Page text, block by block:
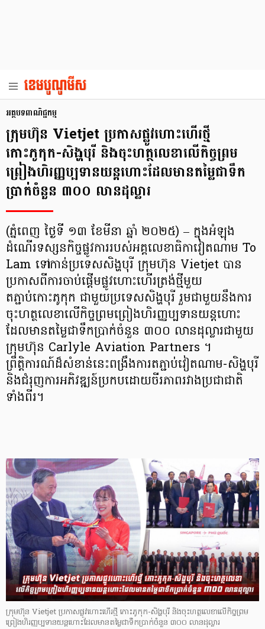
អត្ថបទពាណិជ្ជកម្ម
ក្រុមហ៊ុន Vietjet ប្រកាសផ្លូវហោះហើរថ្មី
កោះភូកុក-សិង្ហបុរី និងចុះហត្ថលេខាលើកិច្ចព្រម
ព្រៀងហិរញ្ញប្បទានយន្តហោះដែលមានតម្លៃជាទឹក
ប្រាក់ចំនួន ៣០០ លានដុល្លារ
(ភ្នំពេញ ថ្ងៃទី ១៣ ខែមីនា ឆ្នាំ ២០២៥) – ក្នុងអំឡុង
ដំណើរទស្សនកិច្ចផ្លូវការរបស់អគ្គលេខាធិកាវៀតណាម To
Lam ទៅកាន់ប្រទេសសិង្ហបុរី ក្រុមហ៊ុន Vietjet បាន
ប្រកាសពីការចាប់ផ្តើមផ្លូវហោះហើរត្រង់ថ្មីមួយ
តភ្ជាប់កោះភូកុក ជាមួយប្រទេសសិង្ហបុរី រួមជាមួយនឹងការ
ចុះហត្ថលេខាលើកិច្ចព្រមព្រៀងហិរញ្ញប្បទានយន្តហោះ
ដែលមានតម្លៃជាទឹកប្រាក់ចំនួន ៣០០ លានដុល្លារជាមួយ
ក្រុមហ៊ុន Carlyle Aviation Partners ។
ព្រឹត្តិការណ៍ដ៏សំខាន់នេះពង្រឹងការតភ្ជាប់វៀតណាម-សិង្ហបុរី
និងជំរុញការអភិវឌ្ឍន៍ប្រកបដោយចីរភាពរវាងប្រជាជាតិ
ទាំងពីរ។
ក្រុមហ៊ុន Vietjet ប្រកាសផ្លូវហោះហើរថ្មី កោះភូកុក-សិង្ហបុរី និងចុះហត្ថលេខាលើកិច្ចព្រម
ព្រៀងហិរញ្ញប្បទានយន្តហោះដែលមានតម្លៃជាទឹកប្រាក់ចំនួន ៣០០ លានដុល្លារ